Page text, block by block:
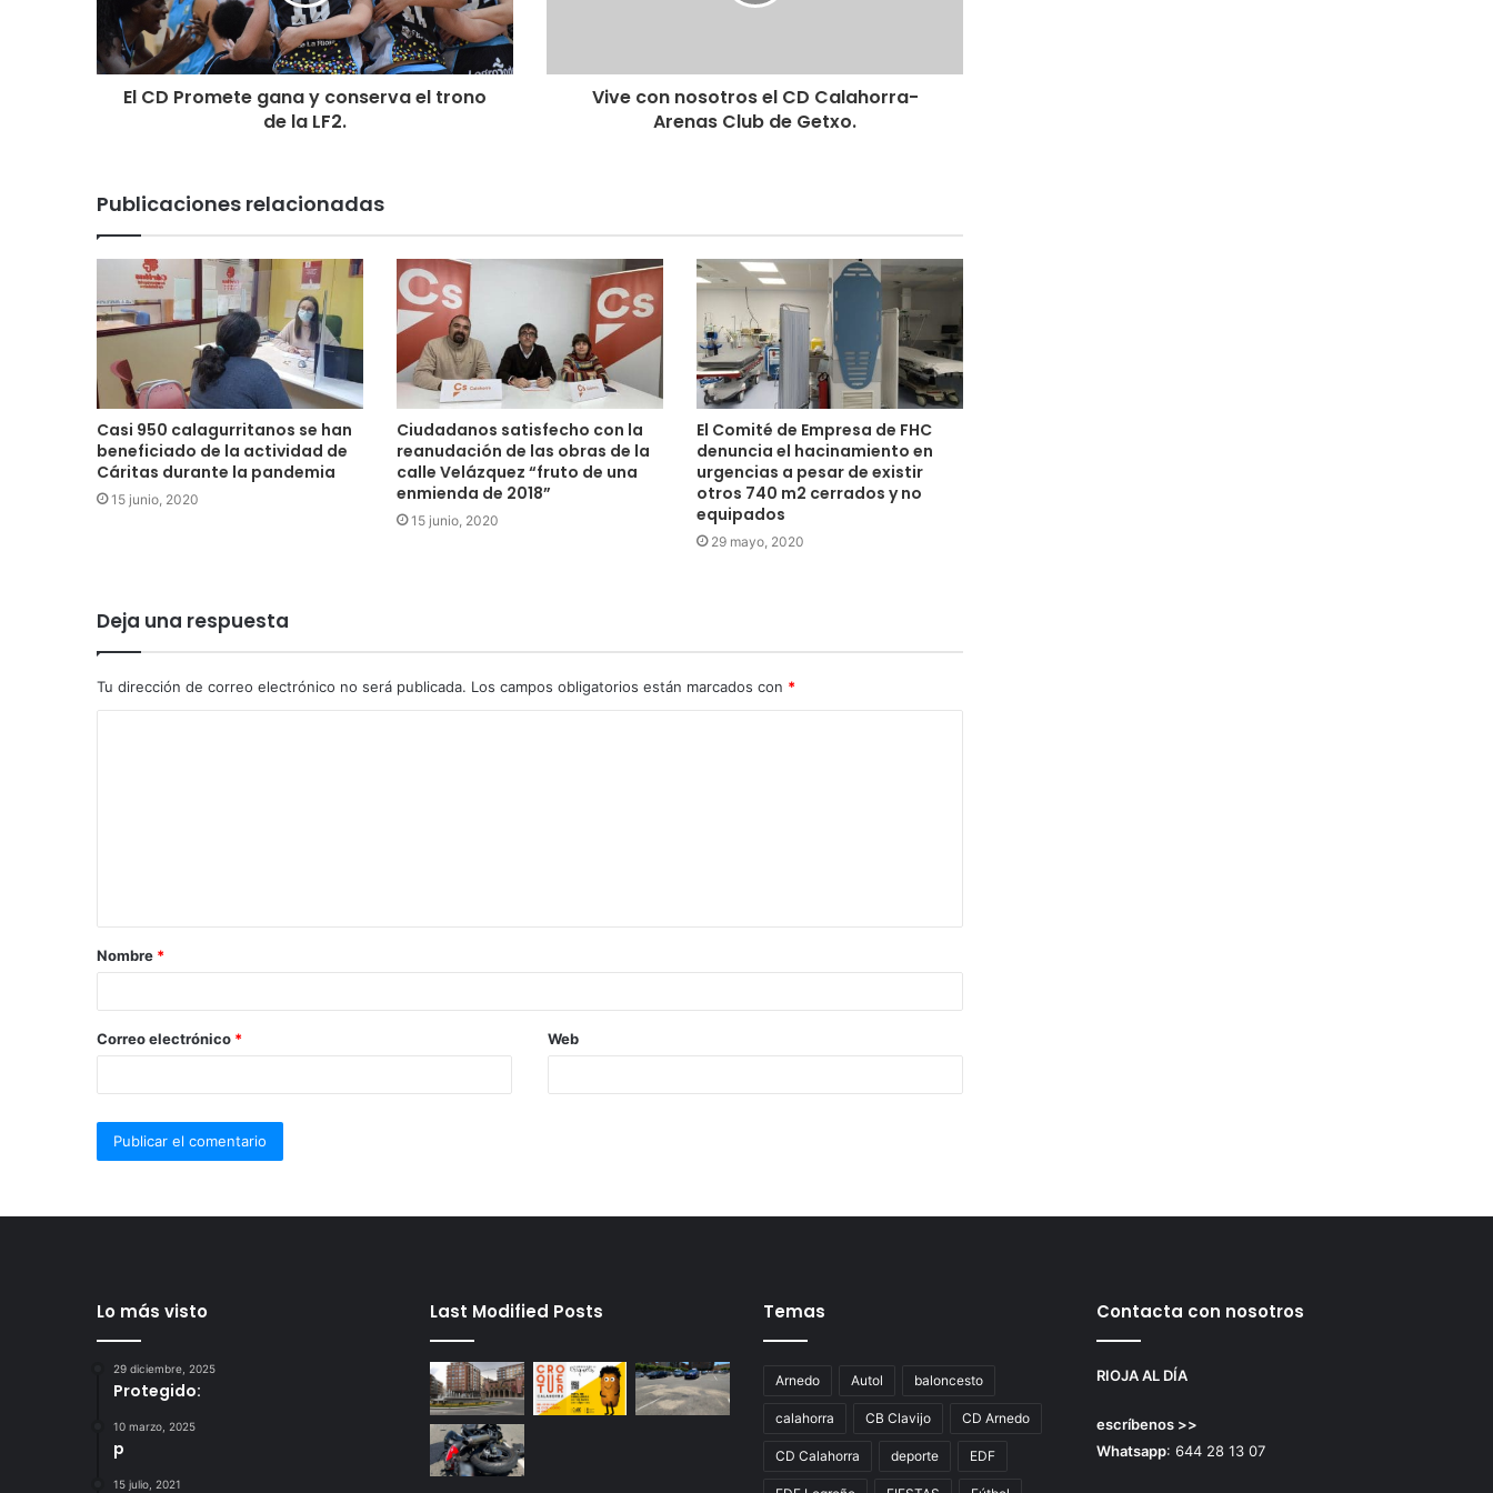
El CD Promete gana y conserva el trono
de la LF2.
Vive con nosotros el CD Calahorra-
Arenas Club de Getxo.
Publicaciones relacionadas
Casi 950 calagurritanos se han
beneficiado de la actividad de
Cáritas durante la pandemia
15 junio, 2020
Ciudadanos satisfecho con la
reanudación de las obras de la
calle Velázquez “fruto de una
enmienda de 2018”
15 junio, 2020
El Comité de Empresa de FHC
denuncia el hacinamiento en
urgencias a pesar de existir
otros 740 m2 cerrados y no
equipados
29 mayo, 2020
Deja una respuesta
Tu dirección de correo electrónico no será publicada. Los campos obligatorios están marcados con *
Nombre *
Correo electrónico * Web
Lo más visto
29 diciembre, 2025
Protegido:
10 marzo, 2025
p
15 julio, 2021
Last Modified Posts Temas
Arnedo Autol baloncesto
calahorra CB Clavijo CD Arnedo
CD Calahorra deporte EDF
Contacta con nosotros
RIOJA AL DÍA
escríbenos >>
Whatsapp: 644 28 13 07